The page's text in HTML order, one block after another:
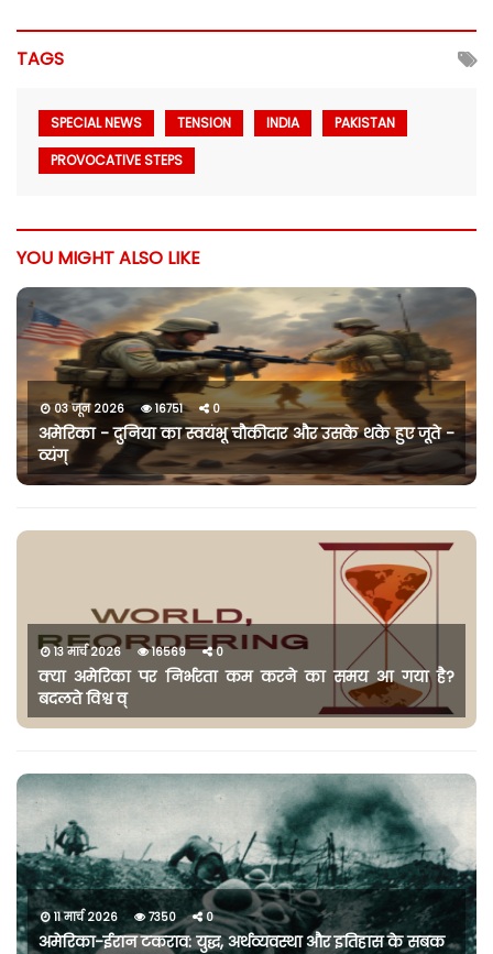
TAGS
SPECIAL NEWS TENSION INDIA
PAKISTAN
PROVOCATIVE STEPS
YOU MIGHT ALSO LIKE
03 जून 2026 16751 0
अमेरिका - दुनिया का स्वयंभू चौकीदार और उसके थके हुए जूते -
व्यंग्
13 मार्च 2026 16569 0
क्या अमेरिका पर निर्भरता कम करने का समय आ गया है?
बदलते विश्व व्
11 मार्च 2026 7350 0
अमेरिका-ईरान टकराव: युद्ध, अर्थव्यवस्था और इतिहास के सबक